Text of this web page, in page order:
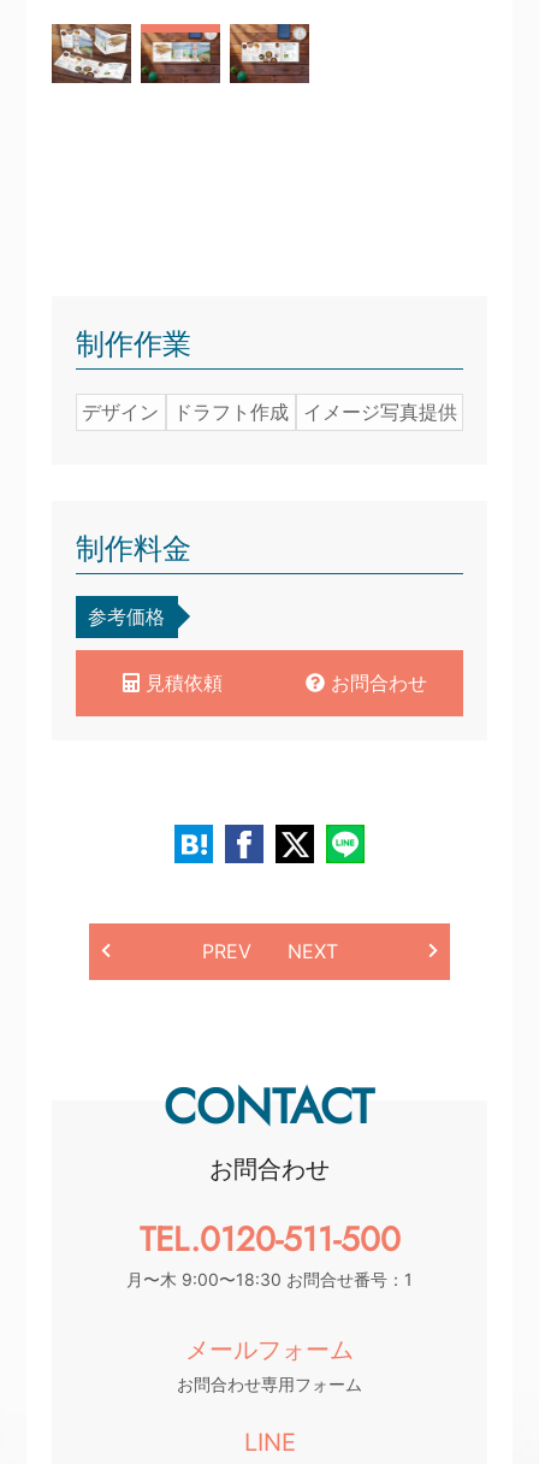
制作作業
デザイン ドラフト作成 イメージ写真提供
制作料金
参考価格
見積依頼 お問合わせ
PREV NEXT
CONTACT
お問合わせ
TEL.0120-511-500
月〜木 9:00〜18:30 お問合せ番号：1
メールフォーム
お問合わせ専用フォーム
LINE